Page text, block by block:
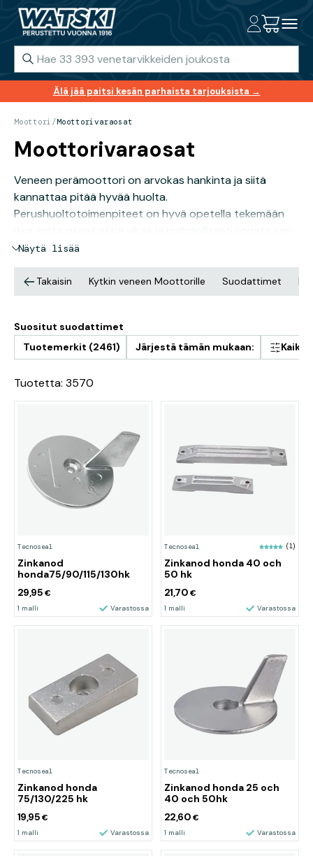
Älä jää paitsi kesän parhaista tarjouksista →
Moottori /Moottorivaraosat
Moottorivaraosat
Veneen perämoottori on arvokas hankinta ja siitä
kannattaa pitää hyvää huolta.
Perushuoltotoimenpiteet on hyvä opetella tekemään
vian ilmetessä ollessasi vesillä. Useimmat tarvittavat
huolto-osat ja varaosat voit tilata Watskin
verkkokaupasta. Aloita öljynvaihdosta, sytytystulpan,
suodatinten ja siipipyörän vaihdosta.
Näytä lisää
Takaisin Kytkin veneen Moottorille Suodattimet
Suositut suodattimet
Tuotemerkit (2461)
Järjestä tämän mukaan:
Tuotetta: 3570
Tecnoseal
Zinkanod
honda75/90/115/130hk
29,95 €
1 malli Varastossa
Tecnoseal (1)
Zinkanod honda 40 och
50 hk
21,70 €
1 malli Varastossa
Tecnoseal
Zinkanod honda
75/130/225 hk
19,95 €
1 malli Varastossa
Tecnoseal
Zinkanod honda 25 och
40 och 50hk
22,60 €
1 malli Varastossa